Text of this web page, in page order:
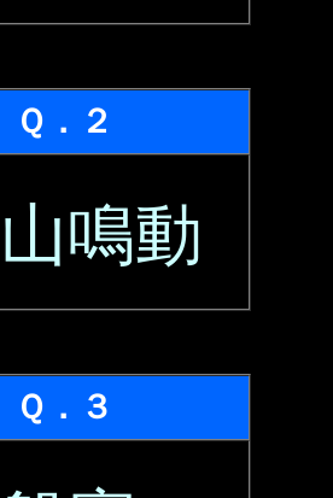
Ｑ．２
鳴動
Ｑ．３